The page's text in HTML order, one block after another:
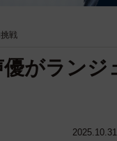
戦
がランジ